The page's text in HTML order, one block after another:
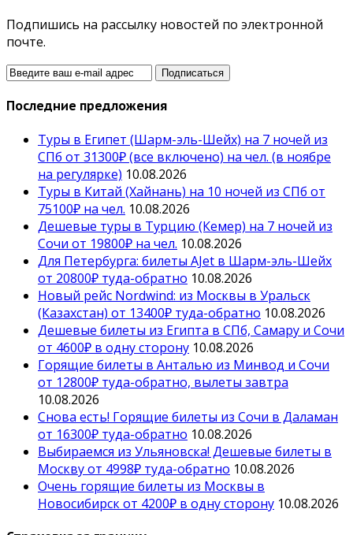
Подпишись на рассылку новостей по электронной
почте.
Последние предложения
Туры в Египет (Шарм-эль-Шейх) на 7 ночей из
СПб от 31300₽ (все включено) на чел. (в ноябре
на регулярке) 10.08.2026
Туры в Китай (Хайнань) на 10 ночей из СПб от
75100₽ на чел. 10.08.2026
Дешевые туры в Турцию (Кемер) на 7 ночей из
Сочи от 19800₽ на чел. 10.08.2026
Для Петербурга: билеты AJet в Шарм-эль-Шейх
от 20800₽ туда-обратно 10.08.2026
Новый рейс Nordwind: из Москвы в Уральск
(Казахстан) от 13400₽ туда-обратно 10.08.2026
Дешевые билеты из Египта в СПб, Самару и Сочи
от 4600₽ в одну сторону 10.08.2026
Горящие билеты в Анталью из Минвод и Сочи
от 12800₽ туда-обратно, вылеты завтра
10.08.2026
Снова есть! Горящие билеты из Сочи в Даламан
от 16300₽ туда-обратно 10.08.2026
Выбираемся из Ульяновска! Дешевые билеты в
Москву от 4998₽ туда-обратно 10.08.2026
Очень горящие билеты из Москвы в
Новосибирск от 4200₽ в одну сторону 10.08.2026